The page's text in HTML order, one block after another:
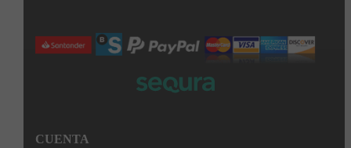
CUENTA